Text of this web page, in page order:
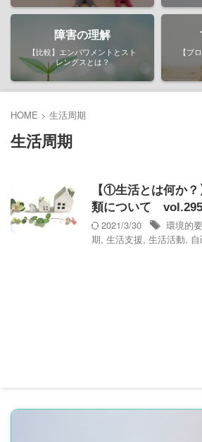
障害の理解
【比較】エンパワメントとスト
レングスとは？
【ブ
HOME > 生活周期
生活周期
【①生活とは何か
類について vol.295
2021/3/30
環境的
期, 生活支援, 生活活動,